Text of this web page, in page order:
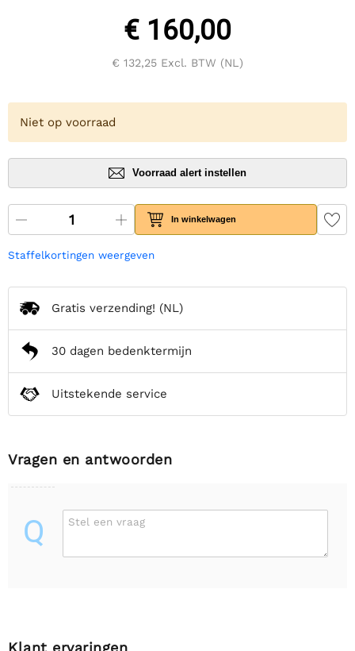
€ 160,00
€ 132,25 Excl. BTW (NL)
Niet op voorraad
Voorraad alert instellen
In winkelwagen
Staffelkortingen weergeven
Gratis verzending! (NL)
30 dagen bedenktermijn
Uitstekende service
Vragen en antwoorden
Q Stel een vraag
Klant ervaringen